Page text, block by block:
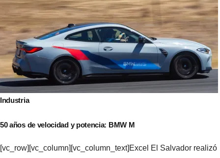
de
entradas
Industria
50 años de velocidad y potencia: BMW M
[vc_row][vc_column][vc_column_text]Excel El Salvador realizó